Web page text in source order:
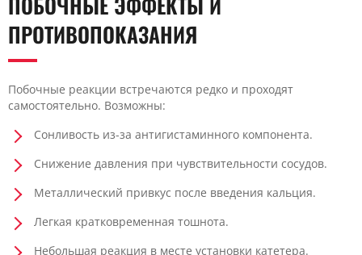
ПРОТИВОПОКАЗАНИЯ
Побочные реакции встречаются редко и проходят
самостоятельно. Возможны:
Сонливость из-за антигистаминного компонента.
Снижение давления при чувствительности сосудов.
Металлический привкус после введения кальция.
Легкая кратковременная тошнота.
Небольшая реакция в месте установки катетера.